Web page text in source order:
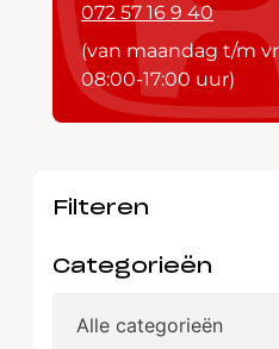
072 57 16 9 40
(van maandag t/m
08:00-17:00 uur)
Filteren
Categorieën